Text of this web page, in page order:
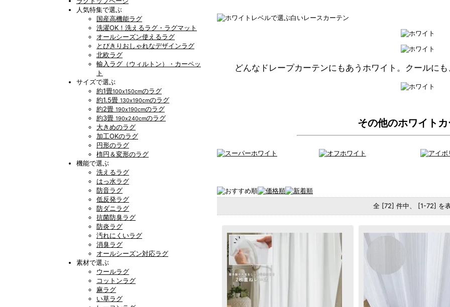
人気特集で選ぶ
国産高機能ラグ
洗濯OK！洗えるラグ・ラグマット
オールシーズン使えるラグ
とびきりおしゃれなデザインラグ
北欧ラグ
輸入ラグ（ウィルトン）・カーペッ
ト
サイズで選ぶ
約1畳100x150cmのラグ
約1.5畳 130x190cmのラグ
約2畳 190x190cmのラグ
約3畳 190x240cmのラグ
大きめのラグ
加工OKのラグ
円形のラグ
楕円＆変形のラグ
機能で選ぶ
洗えるラグ
はっ水ラグ
防音ラグ
低反発ラグ
防ダニラグ
抗菌防臭ラグ
防炎ラグ
汚れにくいラグ
消臭ラグ
オールシーズン対応ラグ
素材で選ぶ
ウールラグ
コットンラグ
麻ラグ
い草ラグ
どんなドレープカーテンにもあうホワイト。クールに
その他のホワイト
全 [72] 件中、 [1-72] を表